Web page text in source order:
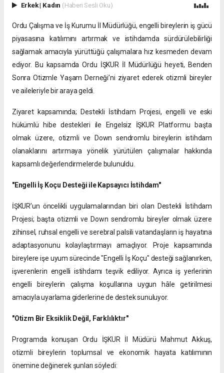
Erkek| Kadın (Haberi Sesli Oku)
Ordu Çalışma ve İş Kurumu İl Müdürlüğü, engelli bireylerin iş gücü
piyasasına katılımını artırmak ve istihdamda sürdürülebilirliği
sağlamak amacıyla yürüttüğü çalışmalara hız kesmeden devam
ediyor. Bu kapsamda Ordu İŞKUR İl Müdürlüğü heyeti, Benden
Sonra Otizmle Yaşam Derneği’ni ziyaret ederek otizmli bireyler
ve aileleriyle bir araya geldi.
Ziyaret kapsamında; Destekli İstihdam Projesi, engelli ve eski
hükümlü hibe destekleri ile Engelsiz İŞKUR Platformu başta
olmak üzere, otizmli ve Down sendromlu bireylerin istihdam
olanaklarını artırmaya yönelik yürütülen çalışmalar hakkında
kapsamlı değerlendirmelerde bulunuldu.
"Engelli İş Koçu Desteği ile Kapsayıcı İstihdam"
İŞKUR’un öncelikli uygulamalarından biri olan Destekli İstihdam
Projesi; başta otizmli ve Down sendromlu bireyler olmak üzere
zihinsel, ruhsal engelli ve serebral palsili vatandaşların iş hayatına
adaptasyonunu kolaylaştırmayı amaçlıyor. Proje kapsamında
bireylere işe uyum sürecinde "Engelli İş Koçu" desteği sağlanırken,
işverenlerin engelli istihdamı teşvik ediliyor. Ayrıca iş yerlerinin
engelli bireylerin çalışma koşullarına uygun hâle getirilmesi
amacıyla uyarlama giderlerine de destek sunuluyor.
"Otizm Bir Eksiklik Değil, Farklılıktır"
Programda konuşan Ordu İŞKUR İl Müdürü Mahmut Akkuş,
otizmli bireylerin toplumsal ve ekonomik hayata katılımının
önemine değinerek şunları söyledi: